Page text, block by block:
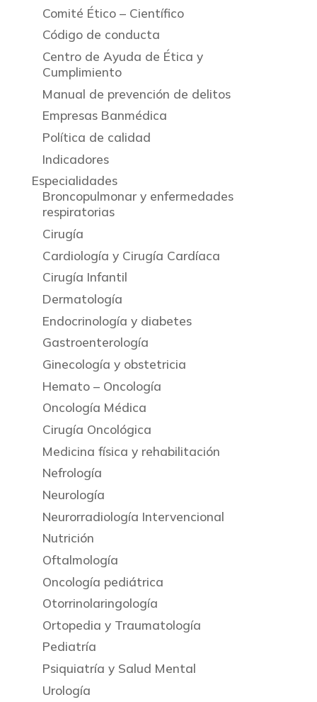
Comité Ético – Científico
Código de conducta
Centro de Ayuda de Ética y
Cumplimiento
Manual de prevención de delitos
Empresas Banmédica
Política de calidad
Indicadores
Especialidades
Broncopulmonar y enfermedades
respiratorias
Cirugía
Cardiología y Cirugía Cardíaca
Cirugía Infantil
Dermatología
Endocrinología y diabetes
Gastroenterología
Ginecología y obstetricia
Hemato – Oncología
Oncología Médica
Cirugía Oncológica
Medicina física y rehabilitación
Nefrología
Neurología
Neurorradiología Intervencional
Nutrición
Oftalmología
Oncología pediátrica
Otorrinolaringología
Ortopedia y Traumatología
Pediatría
Psiquiatría y Salud Mental
Urología